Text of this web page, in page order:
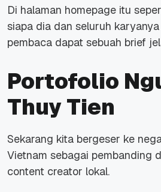
Di halaman homepage itu
siapa dia dan seluruh
pembaca dapat sebuah brief
Portofolio
Thuy Tien
Sekarang kita bergeser ke
Vietnam sebagai pembanding
content creator lokal.